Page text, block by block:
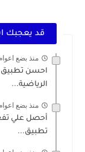
قد يعجبك
منذ بضع
احسن تطبيق
الرياضية...
منذ بضع
أحصل علي
تطبيق...